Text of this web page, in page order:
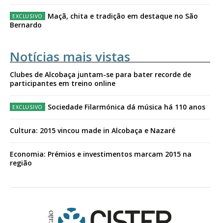
Maçã, chita e tradição em destaque no São
Bernardo
Notícias mais vistas
Clubes de Alcobaça juntam-se para bater recorde de
participantes em treino online
Sociedade Filarmónica dá música há 110 anos
Cultura: 2015 vincou made in Alcobaça e Nazaré
Economia: Prémios e investimentos marcam 2015 na
região